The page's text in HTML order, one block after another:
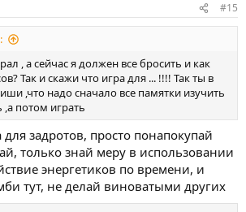
#15
, а сейчас я должен все бросить и как
Так и скажи что игра для ... !!!! Так ты в
,что надо сначало все памятки изучить
потом играть
задротов, просто понапокупай
только знай меру в использовании
энергетиков по времени, и
тут, не делай виноватыми других